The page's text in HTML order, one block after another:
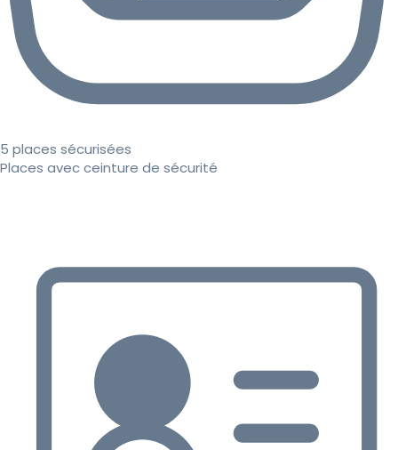
5 places sécurisées
Places avec ceinture de sécurité